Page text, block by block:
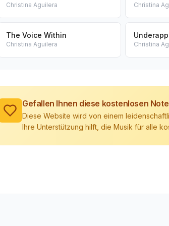
Christina Aguilera Christina
The Voice Within
Christina Aguilera Christina
Gefallen Ihnen diese kostenlosen
Diese Website wird von einem
Ihre Unterstützung hilft, die Musik für alle